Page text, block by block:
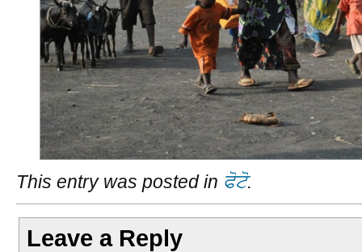
This entry was posted in ਫੋਟੋ.
Leave a Reply